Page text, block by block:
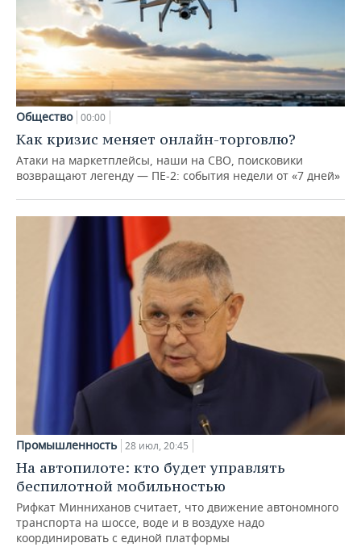
Общество 00:00
Как кризис меняет онлайн-торговлю?
Атаки на маркетплейсы, наши на СВО, поисковики
возвращают легенду — ПЕ-2: события недели от «7 дней»
Промышленность 28 июл, 20:45
На автопилоте: кто будет управлять
беспилотной мобильностью
Рифкат Минниханов считает, что движение автономного
транспорта на шоссе, воде и в воздухе надо
координировать с единой платформы